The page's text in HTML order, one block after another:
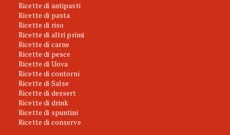
Ricette di antipasti
Ricette di pasta
Ricette di riso
Ricette di altri primi
Ricette di carne
Ricette di pesce
Ricette di Uova
Ricette di contorni
Ricette di Salse
Ricette di dessert
Ricette di drink
Ricette di spuntini
Ricette di conserve